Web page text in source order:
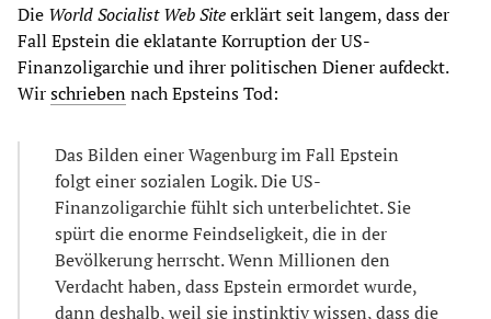
Die World Socialist Web Siteerklärt seit langem, dass der
Fall Epstein die eklatante Korruption der US-
Finanzoligarchie und ihrer politischen Diener aufdeckt.
Wirschriebennach Epsteins Tod:
Das Bilden einer Wagenburg im Fall Epstein
folgt einer sozialen Logik. Die US-
Finanzoligarchie fühlt sich unterbelichtet. Sie
spürt die enorme Feindseligkeit, die in der
Bevölkerung herrscht. Wenn Millionen den
Verdacht haben, dass Epstein ermordet wurde,
dann deshalb, weil sie instinktiv wissen, dass die